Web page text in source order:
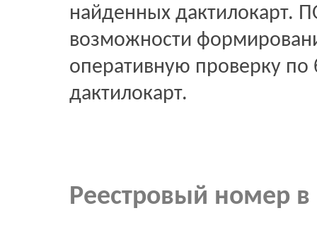
найденных дактилокарт.
возможности
оперативную проверку по
дактилокарт.
Реестровый номер в